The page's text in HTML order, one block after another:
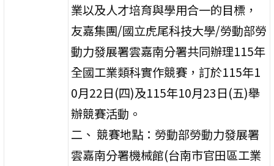
業以及人才培育與學用合一的目標，
友嘉集團/國立虎尾科技大學/勞動部勞
動力發展署雲嘉南分署共同辦理115年
全國工業類科實作競賽，訂於115年1
0月22日(四)及115年10月23日(五)舉
辦競賽活動。
二、 競賽地點：勞動部勞動力發展署
雲嘉南分署機械館(台南市官田區工業